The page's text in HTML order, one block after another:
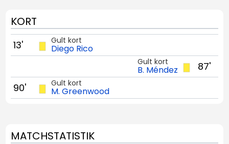
KORT
Gult kort
Diego Rico
13'
87'
Gult kort
B. Méndez
Gult kort
M. Greenwood
90'
MATCHSTATISTIK